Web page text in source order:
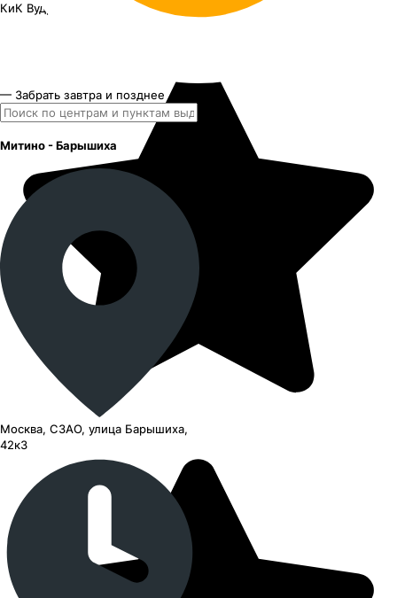
КиК Вудроф 18"x7J PCD 5x114.3 ЕТ 37 ЦО 66.6
— Забрать завтра и позднее
Митино - Барышиха
Москва, СЗАО, улица Барышиха,
42к3